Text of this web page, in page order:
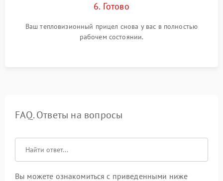
6. Готово
Ваш тепловизионный прицел снова у вас в полностью
рабочем состоянии.
FAQ. Ответы на вопросы
Вы можете ознакомиться с приведенными ниже